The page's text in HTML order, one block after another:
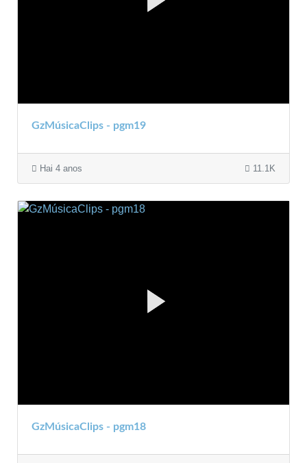
GzMúsicaClips - pgm19
Hai 4 anos 11.1K
GzMúsicaClips - pgm18